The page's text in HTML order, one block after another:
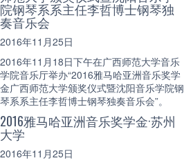
院钢琴系系主任李哲博士钢琴独
奏音乐会
2016年11月25日
2016年11月18日下午在广西师范大学音乐
学院音乐厅举办“2016雅马哈亚洲音乐奖学
金广西师范大学颁奖仪式暨沈阳音乐学院钢
琴系系主任李哲博士钢琴独奏音乐会”。
2016雅马哈亚洲音乐奖学金·苏州
大学
2016年11月25日